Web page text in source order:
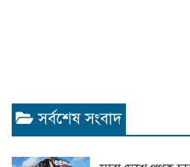
সর্বশেষ সংবাদ